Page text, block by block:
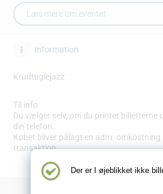
Læs mere om eventet
Information
Krudtuglejazz
Til info:
Du vælger selv, om du printer billetterne
din telefon.
Købet bliver pålagt en adm. omkostning
transaktion.
Der er I øjeblikket ikke